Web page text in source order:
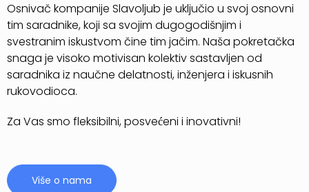
Osnivač kompanije Slavoljub je uključio u svoj osnovni
tim saradnike, koji sa svojim dugogodišnjim i
svestranim iskustvom čine tim jačim. Naša pokretačka
snaga je visoko motivisan kolektiv sastavljen od
saradnika iz naučne delatnosti, inženjera i iskusnih
rukovodioca.
Za Vas smo fleksibilni, posvećeni i inovativni!
Više o nama